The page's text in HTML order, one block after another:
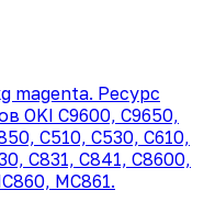
magenta. Ресурс
OKI C9600, C9650,
C510, C530, C610,
C831, C841, C8600,
MC861.